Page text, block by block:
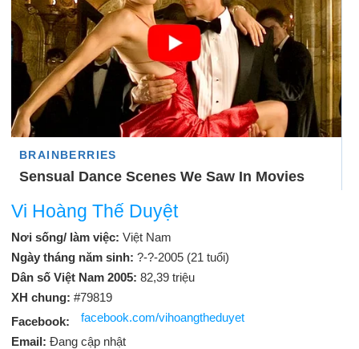
Vi Hoàng Thế Duyệt
Nơi sống/ làm việc: Việt Nam
Ngày tháng năm sinh: ?-?-2005 (21 tuổi)
Dân số Việt Nam 2005: 82,39 triệu
XH chung: #79819
Facebook:
facebook.com/vihoangtheduyet
Email: Đang cập nhật